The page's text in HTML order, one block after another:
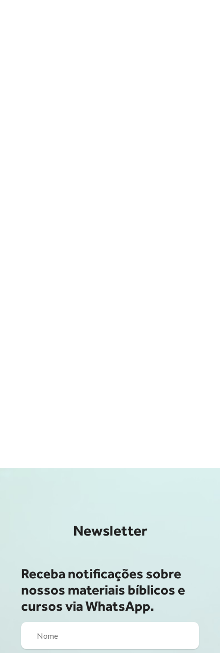
Newsletter
Receba notificações sobre
nossos materiais bíblicos e
cursos via WhatsApp.